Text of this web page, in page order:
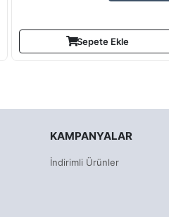
Sepete Ekle
KAMPANYALAR
İndirimli Ürünler